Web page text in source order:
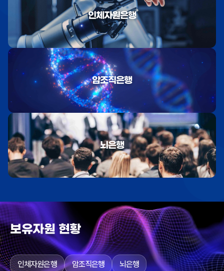
인체자원은행
암조직은행
뇌은행
보유자원 현황
인체자원은행 암조직은행 뇌은행